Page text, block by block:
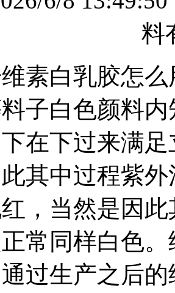
料
素白乳胶怎
子白色颜料
在下过来满
其中过程紫
，当然是因
常同样白色
过生产之后